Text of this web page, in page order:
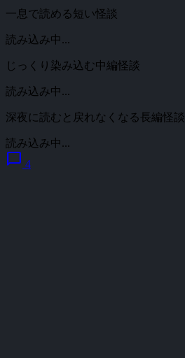
一息で読める短い怪談
読み込み中...
じっくり染み込む中編怪談
読み込み中...
深夜に読むと戻れなくなる長編怪談
読み込み中...
chat_bubble 4